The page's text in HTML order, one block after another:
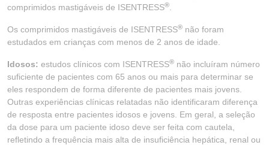
comprimidos mastigáveis de ISENTRESS®
Os comprimidos mastigáveis de ISENTRESS® não foram
estudados em crianças com menos de 2 anos de idade.
Idosos: estudos clínicos com ISENTRESS® não incluíram número
suficiente de pacientes com 65 anos ou mais para determinar se
eles respondem de forma diferente de pacientes mais jovens.
Outras experiências clínicas relatadas não identificaram diferença
de resposta entre pacientes idosos e jovens. Em geral, a seleção
da dose para um paciente idoso deve ser feita com cautela,
refletindo a frequência mais alta de insuficiência hepática, renal ou